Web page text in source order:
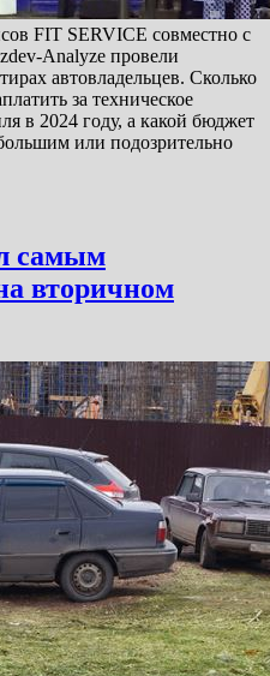
FIT SERVICE совместно с
Analyze провели
автовладельцев. Сколько
за техническое
в 2024 году, а какой бюджет
или подозрительно
самым
вторичном